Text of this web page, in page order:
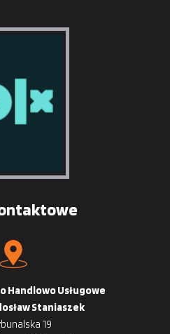
Handlowo Usługowe
Staniaszek
19